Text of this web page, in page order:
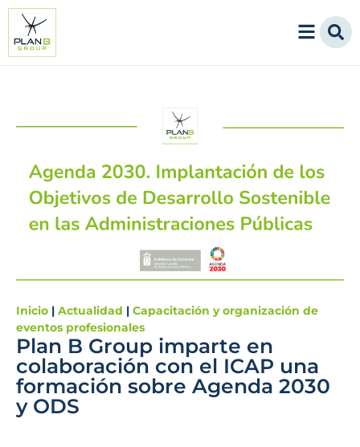
Inicio | Actualidad | Capacitación y organización de
eventos profesionales
Plan B Group imparte en
colaboración con el ICAP una
formación sobre Agenda 2030
y ODS